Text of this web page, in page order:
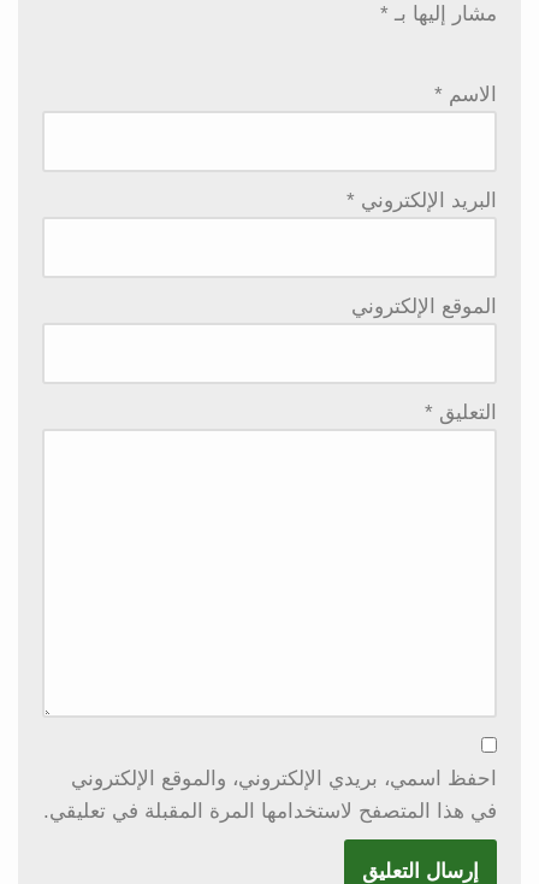
مشار إليها بـ *
الاسم *
البريد الإلكتروني *
الموقع الإلكتروني
التعليق *
احفظ اسمي، بريدي الإلكتروني، والموقع الإلكتروني
في هذا المتصفح لاستخدامها المرة المقبلة في تعليقي.